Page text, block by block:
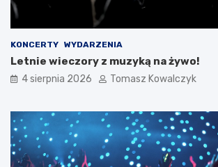
KONCERTY WYDARZENIA
Letnie wieczory z muzyką na żywo!
4 sierpnia 2026 Tomasz Kowalczyk